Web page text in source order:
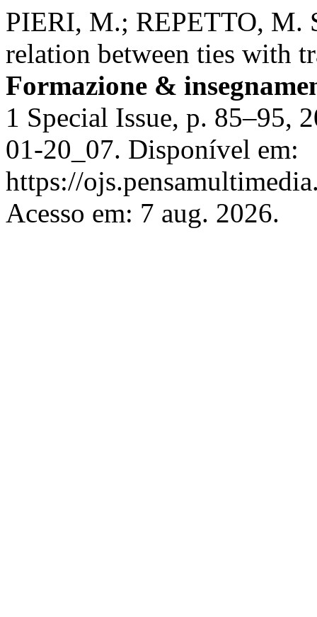
PIERI, M.; REPETTO, M.
relation between ties with
Formazione &
1 Special Issue, p.
01-20_07. Disponível em:
https://
Acesso em: 7 aug. 2026.